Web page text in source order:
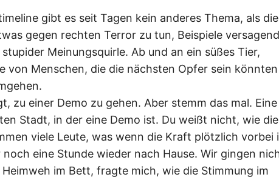
gibt es seit Tagen kein anderes Thema, als die
gegen rechten Terror zu tun, Beispiele
Meinungsquirle. Ab und an ein süßes Tier,
von Menschen, die die nächsten Opfer sein könnten
zu einer Demo zu gehen. Aber stemm das mal. Eine
Stadt, in der eine Demo ist. Du weißt nicht, wie die
viele Leute, was wenn die Kraft plötzlich vorbei
eine Stunde wieder nach Hause. Wir gingen
im Bett, fragte mich, wie die Stimmung im